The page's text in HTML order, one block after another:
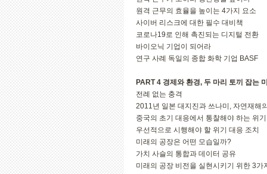
원격 근무의 효율을 높이는 4가지 요소
사이버 리스크에 대한 필수 대비책
코로나19로 인해 촉진되는 디지털 전환
바이오닉 기업이 되어라
연구 사례 독일의 종합 화학 기업 BASF
PART 4 경제와 환경, 두 마리 토끼 잡는
전례 없는 충격
2011년 일본 대지진과 쓰나미, 자연재해
중국의 초기 대응에서 통찰해야 하는 위
우선적으로 시행해야 할 위기 대응 조치
미래의 공장은 어떤 모습일까?
가치 사슬의 통합과 데이터 공유
미래의 공장 비전을 실현시키기 위한 3가